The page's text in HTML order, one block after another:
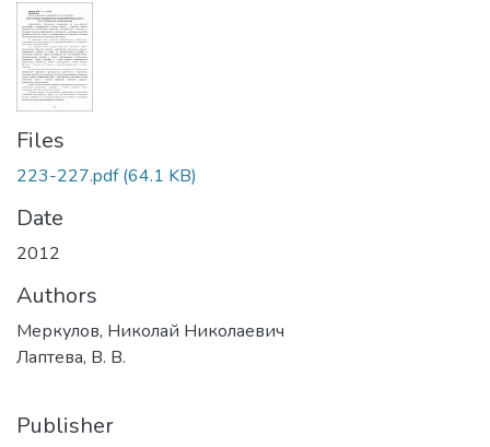
Files
223-227.pdf(64.1 KB)
Date
2012
Authors
Меркулов, Николай Николаевич
Лаптева, В. В.
Publisher